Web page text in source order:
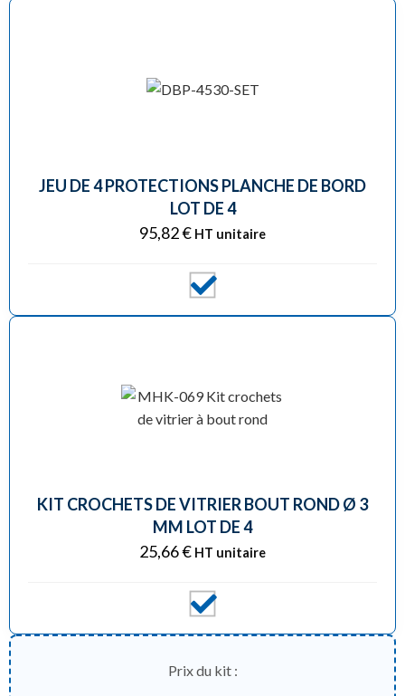
JEU DE 4 PROTECTIONS PLANCHE DE BORD
LOT DE 4
95,82€ HT unitaire
KIT CROCHETS DE VITRIER BOUT ROND Ø 3
MM LOT DE 4
25,66€ HT unitaire
Prix du kit :